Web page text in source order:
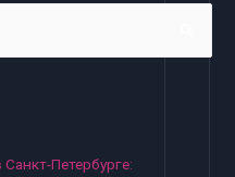
Петербурге: